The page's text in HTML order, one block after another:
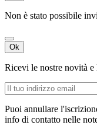
Non è stato possibile
Ok
Ricevi le nostre novità e
Puoi annullare
info di contatto nelle